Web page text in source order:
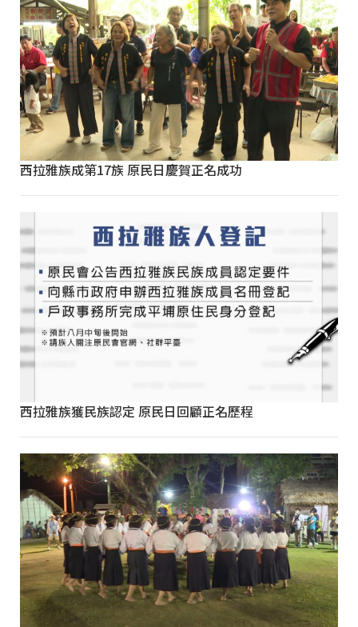
西拉雅族成第17族 原民日慶賀正名成功
西拉雅族獲民族認定 原民日回顧正名歷程